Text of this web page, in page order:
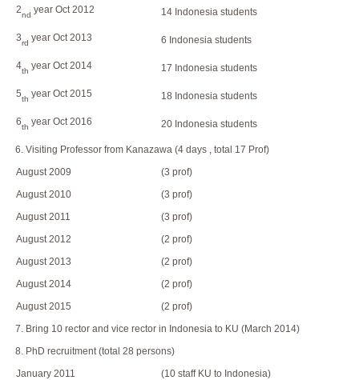
2nd year Oct 2012 14 Indonesia students
3rd year Oct 2013 6 Indonesia students
4th year Oct 2014 17 Indonesia students
5th year Oct 2015 18 Indonesia students
6th year Oct 2016 20 Indonesia students
6. Visiting Professor from Kanazawa (4 days , total 17 Prof)
August 2009
(3 prof)
August 2010
(3 prof)
August 2011
(3 prof)
August 2012
(2 prof)
August 2013
(2 prof)
August 2014
(2 prof)
August 2015
(2 prof)
7. Bring 10 rector and vice rector in Indonesia to KU (March 2014)
8. PhD recruitment (total 28 persons)
January 2011
(10 staff KU to Indonesia)